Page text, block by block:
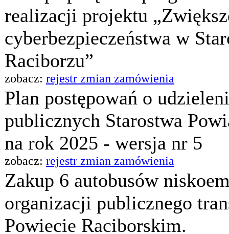
realizacji projektu
cyberbezpieczeństwa w
Raciborzu”
zobacz: rejestr zmian zamówienia
Plan postępowań o
publicznych Starostwa
na rok 2025 - wersja nr 5
zobacz: rejestr zmian zamówienia
Zakup 6 autobusów
organizacji publicznego
Powiecie Raciborskim.